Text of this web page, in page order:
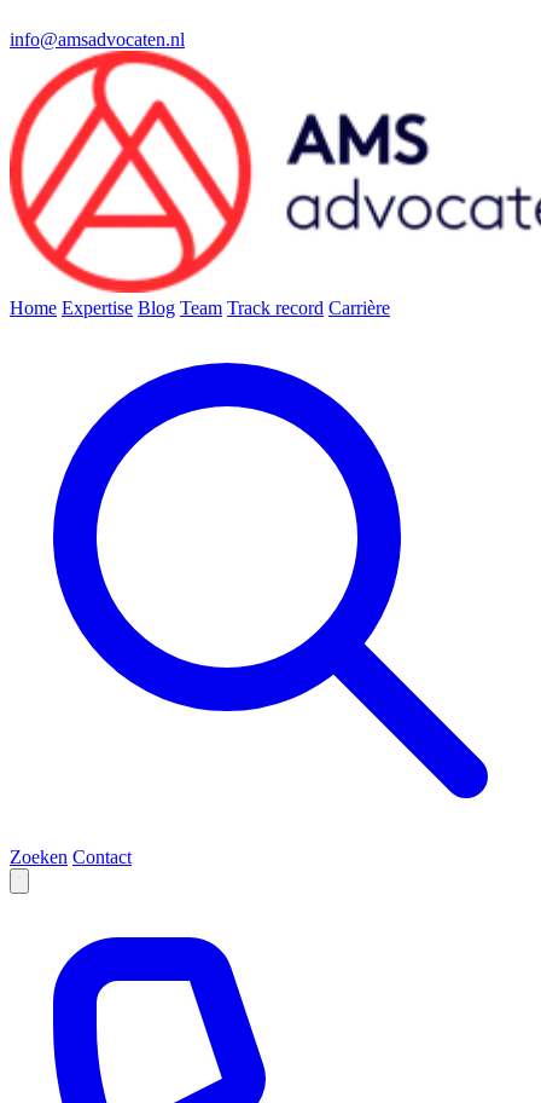
info@amsadvocaten.nl
Home Expertise Blog Team Track record Carrière
Zoeken Contact